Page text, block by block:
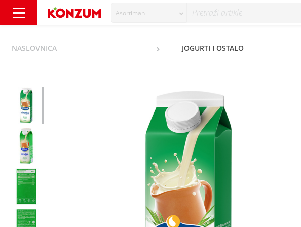
Asortiman
NASLOVNICA JOGURTI I OSTALO